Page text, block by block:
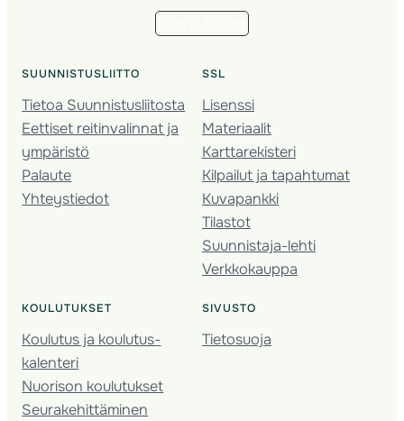
SUUNNISTUSLIITTO
Tietoa Suunnistusliitosta
Eettiset reitinvalinnat ja
ympäristö
Palaute
Yhteystiedot
SSL
Lisenssi
Materiaalit
Karttarekisteri
Kilpailut ja tapahtumat
Kuvapankki
Tilastot
Suunnistaja-lehti
Verkkokauppa
KOULUTUKSET
Koulutus ja koulutus­
kalenteri
Nuorison koulutukset
Seura­kehittäminen
SIVUSTO
Tietosuoja